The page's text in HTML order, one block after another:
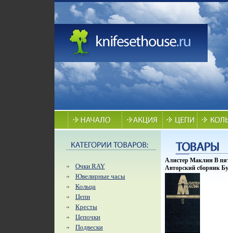
Очки RAY
Ювелирные часы
Кольца
Цепи
Кресты
Цепочки
Подвески
Алистер Маклин В
Авторский сборник
Сохранность: Очень
Фидес, 1993 г
5-88374-011-1 Тираж:
84x108/32 (~130х205